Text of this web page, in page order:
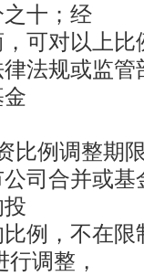
十；经
可对以上比
律法规或监
比例调整期
司合并或
例，不在限
调整，